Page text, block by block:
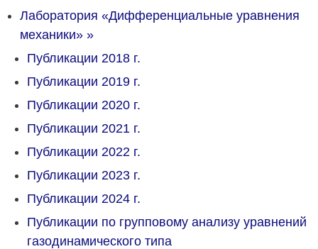
Лаборатория «Дифференциальные уравнения
механики» »
Публикации 2018 г.
Публикации 2019 г.
Публикации 2020 г.
Публикации 2021 г.
Публикации 2022 г.
Публикации 2023 г.
Публикации 2024 г.
Публикации по групповому анализу уравнений
газодинамического типа